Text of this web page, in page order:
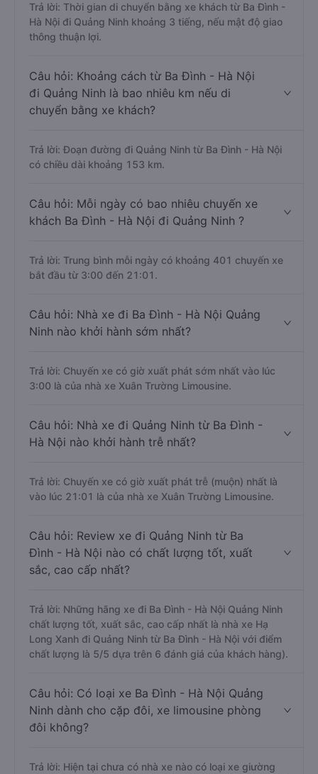
Trả lời: Thời gian di chuyển bằng xe khách từ Ba Đình -
Hà Nội đi Quảng Ninh khoảng 3 tiếng, nếu mật độ giao
thông thuận lợi.
Câu hỏi: Khoảng cách từ Ba Đình - Hà Nội
đi Quảng Ninh là bao nhiêu km nếu di
chuyển bằng xe khách?
Trả lời: Đoạn đường đi Quảng Ninh từ Ba Đình - Hà Nội
có chiều dài khoảng 153 km.
Câu hỏi: Mỗi ngày có bao nhiêu chuyến xe
khách Ba Đình - Hà Nội đi Quảng Ninh ?
Trả lời: Trung bình mỗi ngày có khoảng 401 chuyến xe
bắt đầu từ 3:00 đến 21:01.
Câu hỏi: Nhà xe đi Ba Đình - Hà Nội Quảng
Ninh nào khởi hành sớm nhất?
Trả lời: Chuyến xe có giờ xuất phát sớm nhất vào lúc
3:00 là của nhà xe Xuân Trường Limousine.
Câu hỏi: Nhà xe đi Quảng Ninh từ Ba Đình -
Hà Nội nào khởi hành trễ nhất?
Trả lời: Chuyến xe có giờ xuất phát trễ (muộn) nhất là
vào lúc 21:01 là của nhà xe Xuân Trường Limousine.
Câu hỏi: Review xe đi Quảng Ninh từ Ba
Đình - Hà Nội nào có chất lượng tốt, xuất
sắc, cao cấp nhất?
Trả lời: Những hãng xe đi Ba Đình - Hà Nội Quảng Ninh
chất lượng tốt, xuất sắc, cao cấp nhất là nhà xe Hạ
Long Xanh đi Quảng Ninh từ Ba Đình - Hà Nội với điểm
chất lượng là 5/5 dựa trên 6 đánh giá của khách hàng).
Câu hỏi: Có loại xe Ba Đình - Hà Nội Quảng
Ninh dành cho cặp đôi, xe limousine phòng
đôi không?
Trả lời: Hiện tại chưa có nhà xe nào có loại xe giường